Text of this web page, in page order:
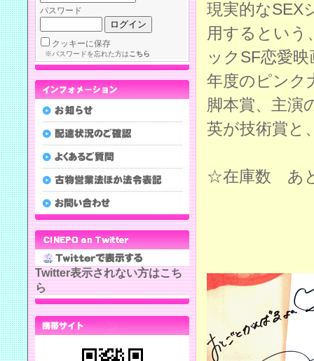
現実的なSEX
用するという
ックSF恋愛
年度のピンク
脚本賞、主演
英が技術賞と
☆在庫数 あ
パスワード
クッキーに保存
※パスワードを忘れた方はこちら
Twitter表示されない方はこち
ら